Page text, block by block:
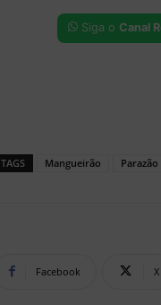
Siga o Canal
TAGS Mangueirão Parazão
Facebook X